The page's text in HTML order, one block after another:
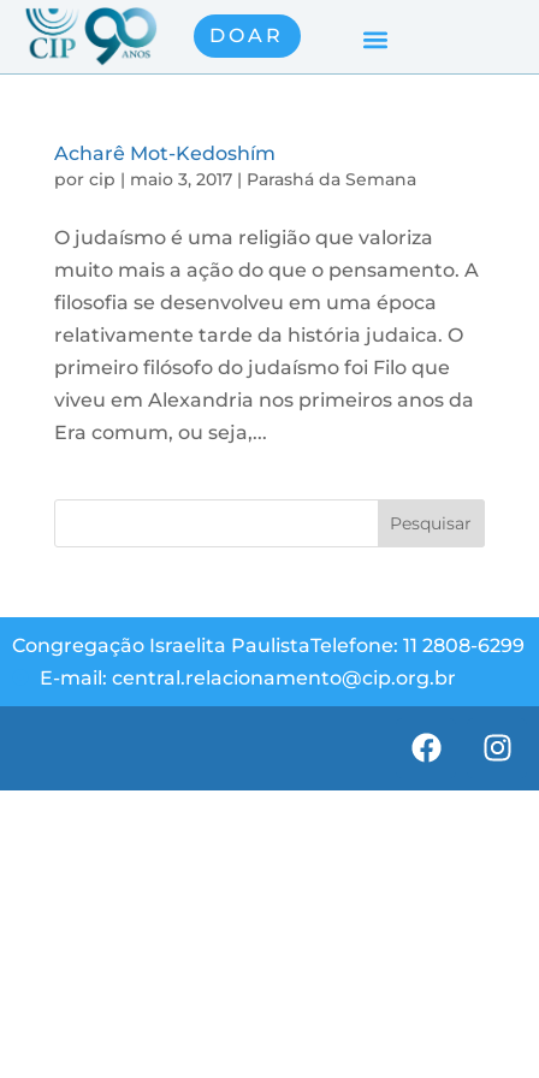
DOAR
Acharê Mot-Kedoshím
por cip | maio 3, 2017| Parashá da Semana
O judaísmo é uma religião que valoriza
muito mais a ação do que o pensamento. A
filosofia se desenvolveu em uma época
relativamente tarde da história judaica. O
primeiro filósofo do judaísmo foi Filo que
viveu em Alexandria nos primeiros anos da
Era comum, ou seja,...
Congregação Israelita PaulistaTelefone: 11 2808-6299
E-mail: central.relacionamento@cip.org.br